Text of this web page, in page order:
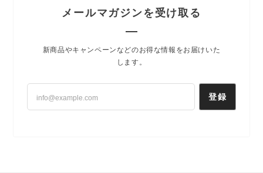
メールマガジンを受け取る
新商品やキャンペーンなどのお得な情報をお届けいた
します。
登録